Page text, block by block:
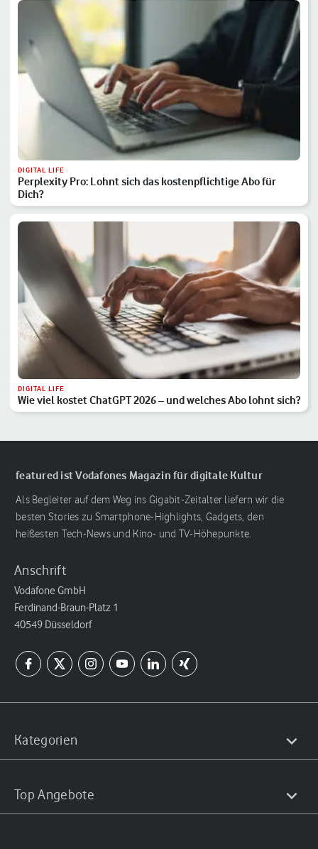
DIGITAL LIFE
Perplexity Pro: Lohnt sich das kostenpflichtige Abo für
Dich?
DIGITAL LIFE
Wie viel kostet ChatGPT 2026 – und welches Abo lohnt sich?
featured ist Vodafones Magazin für digitale Kultur
Als Begleiter auf dem Weg ins Gigabit-Zeitalter liefern wir die
besten Stories zu Smartphone-Highlights, Gadgets, den
heißesten Tech-News und Kino- und TV-Höhepunkte.
Anschrift
Vodafone GmbH
Ferdinand-Braun-Platz 1
40549 Düsseldorf
Kategorien
Top Angebote